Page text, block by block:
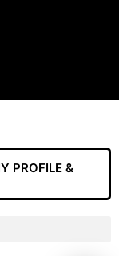
PROFILE &